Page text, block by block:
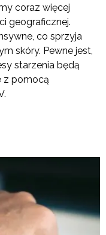
coraz więcej
geograficznej.
co sprzyja
skóry. Pewne jest,
starzenia będą
z pomocą